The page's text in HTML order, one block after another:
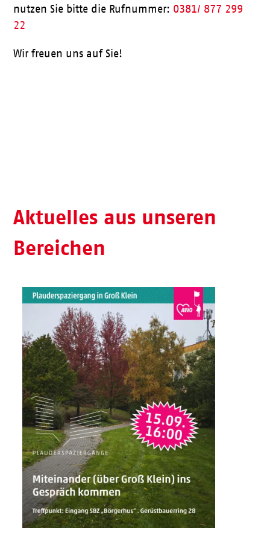
nutzen Sie bitte die Rufnummer: 0381/ 877 299
22
Wir freuen uns auf Sie!
Aktuelles aus unseren
Bereichen